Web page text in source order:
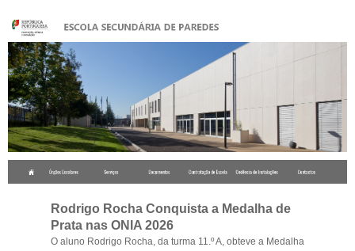
Rodrigo Rocha Conquista a Medalha de
Prata nas ONIA 2026
O aluno Rodrigo Rocha, da turma 11.º A, obteve a Medalha